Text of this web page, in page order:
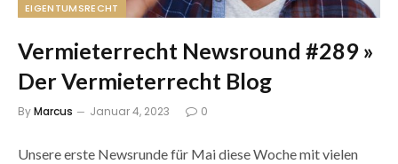
EIGENTUMSRECHT
Vermieterrecht Newsround #289 »
Der Vermieterrecht Blog
ByMarcus Januar 4, 2023 0
Unsere erste Newsrunde für Mai diese Woche mit vielen